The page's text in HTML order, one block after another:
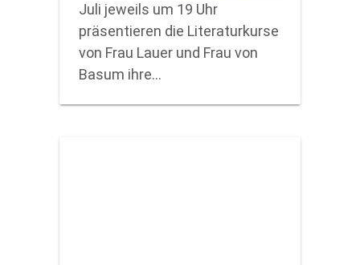
Juli jeweils um 19 Uhr
präsentieren die Literaturkurse
von Frau Lauer und Frau von
Basum ihre…